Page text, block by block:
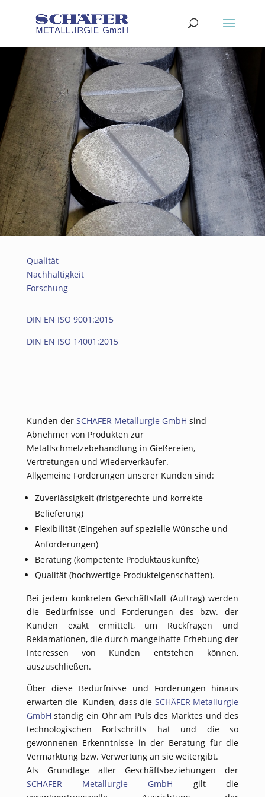
Qualität
Nachhaltigkeit
Forschung
DIN EN ISO 9001:2015
DIN EN ISO 14001:2015
Kunden der SCHÄFER Metallurgie GmbH sind
Abnehmer von Produkten zur
Metallschmelzebehandlung in Gießereien,
Vertretungen und Wiederverkäufer.
Allgemeine Forderungen unserer Kunden sind:
Zuverlässigkeit (fristgerechte und korrekte
Belieferung)
Flexibilität (Eingehen auf spezielle Wünsche und
Anforderungen)
Beratung (kompetente Produktauskünfte)
Qualität (hochwertige Produkteigenschaften).
Bei jedem konkreten Geschäftsfall (Auftrag) werden
die Bedürfnisse und Forderungen des bzw. der
Kunden exakt ermittelt, um Rückfragen und
Reklamationen, die durch mangelhafte Erhebung der
Interessen von Kunden entstehen können,
auszuschließen.
Über diese Bedürfnisse und Forderungen hinaus
erwarten die Kunden, dass die SCHÄFER Metallurgie
GmbH ständig ein Ohr am Puls des Marktes und des
technologischen Fortschritts hat und die so
gewonnenen Erkenntnisse in der Beratung für die
Vermarktung bzw. Verwertung an sie weitergibt.
Als Grundlage aller Geschäftsbeziehungen der
SCHÄFER Metallurgie GmbH gilt die